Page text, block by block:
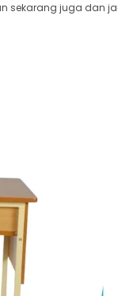
sekarang juga dan